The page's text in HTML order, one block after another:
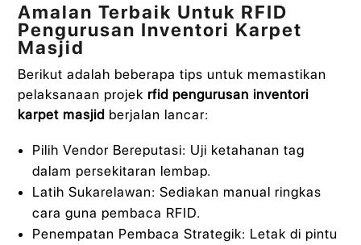
Amalan Terbaik Untuk RFID
Pengurusan Inventori Karpet
Masjid
Berikut adalah beberapa tips untuk memastikan
pelaksanaan projek rfid pengurusan inventori
karpet masjid berjalan lancar:
Pilih Vendor Bereputasi: Uji ketahanan tag
dalam persekitaran lembap.
Latih Sukarelawan: Sediakan manual ringkas
cara guna pembaca RFID.
Penempatan Pembaca Strategik: Letak di pintu